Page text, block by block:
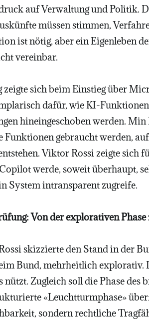
auf Verwaltung und Politik.
müssen stimmen,
ist nötig, aber ein Eigenleben
vereinbar.
zeigte sich beim Einstieg über
dafür, wie KI-
hineingeschoben werden.
Funktionen gebraucht werden,
Viktor Rossi zeigte sich
werde, soweit überhaupt,
System intransparent zugreife.
Von der explorativen
skizzierte den Stand in der
Bund, mehrheitlich explorativ.
nützt. Zugleich soll die Phase
«Leuchtturmphase»
sondern rechtliche